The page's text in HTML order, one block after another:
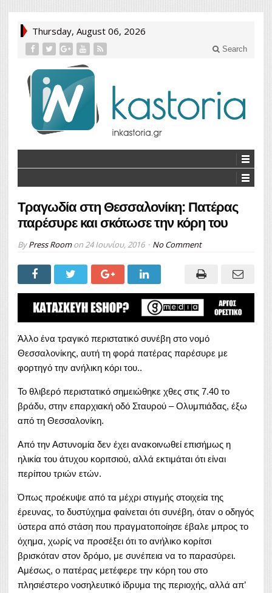
Thursday, August 06, 2026
Search
Τραγωδία στη Θεσσαλονίκη: Πατέρας
παρέσυρε και σκότωσε την κόρη του
ByPress Roomon 24 Ιουνίου, 2016 No Comment
Άλλο ένα τραγικό περιστατικό συνέβη στο νομό
Θεσσαλονίκης, αυτή τη φορά πατέρας παρέσυρε με
φορτηγό την ανήλικη κόρι του..
Το θλιβερό περιστατικό σημειώθηκε χθες στις 7.40 το
βράδυ, στην επαρχιακή οδό Σταυρού – Ολυμπιάδας, έξω
από τη Θεσσαλονίκη.
Από την Αστυνομία δεν έχει ανακοινωθεί επισήμως η
ηλικία του άτυχου κοριτσιού, αλλά εκτιμάται ότι είναι
περίπου τριών ετών.
Όπως προέκυψε από τα μέχρι στιγμής στοιχεία της
έρευνας, το δυστύχημα φαίνεται ότι συνέβη, όταν ο οδηγός
ύστερα από στάση που πραγματοποίησε έβαλε μπρος το
όχημα, χωρίς να προσέξει ότι το ανήλικο κορίτσι
βρισκόταν στον δρόμο, με συνέπεια να το παρασύρει.
Αμέσως, ο πατέρας μετέφερε την κόρη του στο
πλησιέστερο νοσηλευτικό ίδρυμα της περιοχής, αλλά απ’